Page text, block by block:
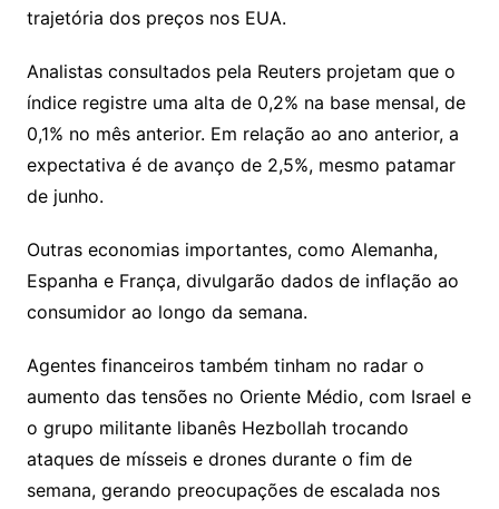
trajetória dos preços nos EUA.
Analistas consultados pela Reuters projetam que o
índice registre uma alta de 0,2% na base mensal, de
0,1% no mês anterior. Em relação ao ano anterior, a
expectativa é de avanço de 2,5%, mesmo patamar
de junho.
Outras economias importantes, como Alemanha,
Espanha e França, divulgarão dados de inflação ao
consumidor ao longo da semana.
Agentes financeiros também tinham no radar o
aumento das tensões no Oriente Médio, com Israel e
o grupo militante libanês Hezbollah trocando
ataques de mísseis e drones durante o fim de
semana, gerando preocupações de escalada nos